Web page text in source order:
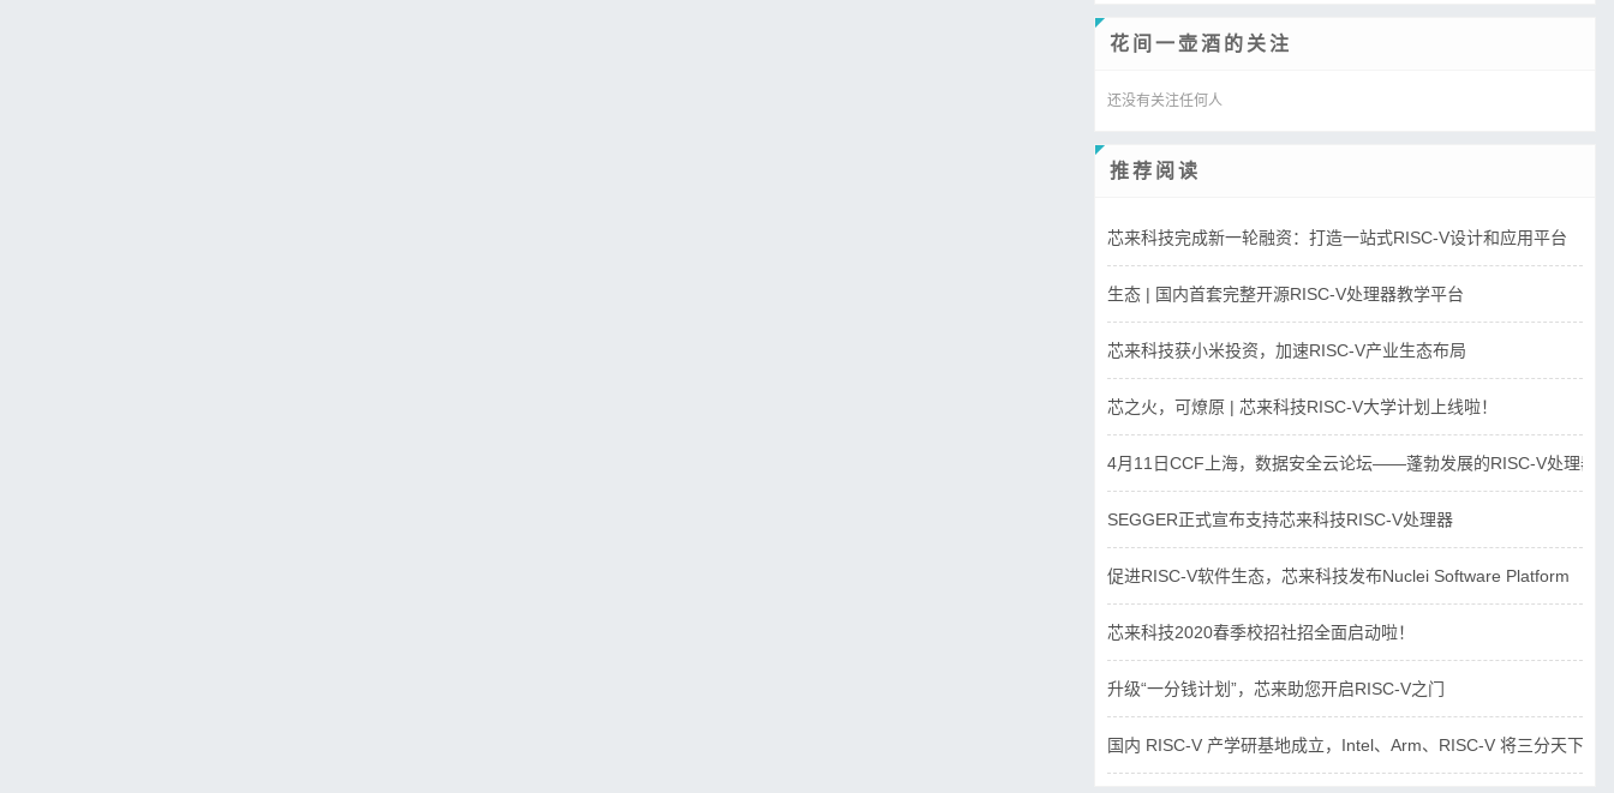
花间一壶酒的关注
还没有关注任何人
推荐阅读
芯来科技完成新一轮融资：打造一站式RISC-V设计和应用平台
生态 | 国内首套完整开源RISC-V处理器教学平台
芯来科技获小米投资，加速RISC-V产业生态布局
芯之火，可燎原 | 芯来科技RISC-V大学计划上线啦！
4月11日CCF上海，数据安全云论坛——蓬勃发展的RISC-V处理器
SEGGER正式宣布支持芯来科技RISC-V处理器
促进RISC-V软件生态，芯来科技发布Nuclei Software Platform
芯来科技2020春季校招社招全面启动啦！
升级“一分钱计划”，芯来助您开启RISC-V之门
国内 RISC-V 产学研基地成立，Intel、Arm、RISC-V 将三分天下？